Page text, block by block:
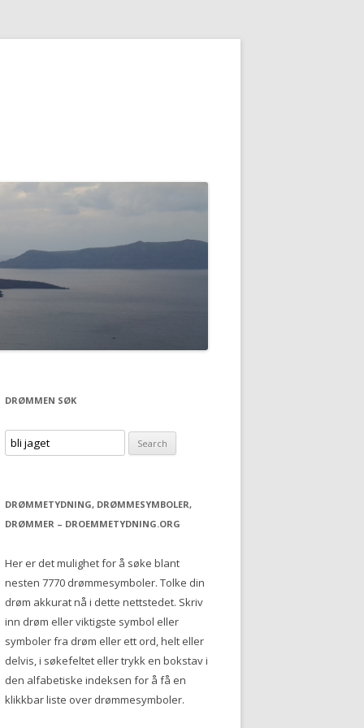
DRØMMEN SØK
S
e
r
c
f
:
DRØMMETYDNING, DRØMMESYMBOLER,
DRØMMER – DROEMMETYDNING.ORG
Her er det mulighet for å søke blant
nesten 7770 drømmesymboler. Tolke din
drøm akkurat nå i dette nettstedet. Skriv
inn drøm eller viktigste symbol eller
symboler fra drøm eller ett ord, helt eller
delvis, i søkefeltet eller trykk en bokstav i
den alfabetiske indeksen for å få en
klikkbar liste over drømmesymboler.